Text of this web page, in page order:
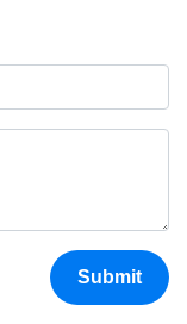
Submit